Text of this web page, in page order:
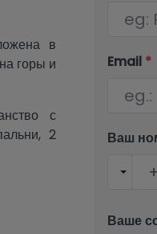
в
горы и
с
2
2
Email *
Ваш
Ваше